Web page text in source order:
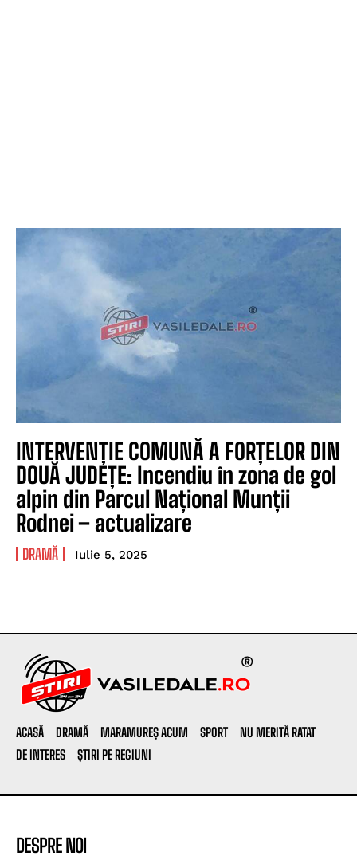
INTERVENȚIE COMUNĂ A FORȚELOR DIN
DOUĂ JUDEȚE: Incendiu în zona de gol
alpin din Parcul Național Munții
Rodnei – actualizare
DRAMĂ Iulie 5, 2025
ACASĂ DRAMĂ MARAMUREȘ ACUM SPORT
NU MERITĂ RATAT
DE INTERES
ȘTIRI PE REGIUNI
DESPRE NOI